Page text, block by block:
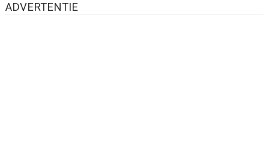
ADVERTENTIE